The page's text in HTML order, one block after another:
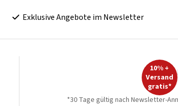
Exklusive Angebote im Newsletter
10% +
Versand
gratis*
*30 Tage gültig nach Newsletter-